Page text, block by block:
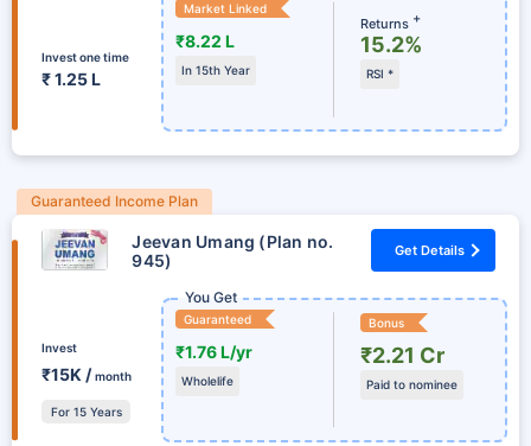
Invest one time
₹ 1.25 L
Market Linked
₹8.22 L
In 15th Year
Returns +
15.2%
RSI *
Guaranteed Income Plan
Jeevan Umang (Plan no.
945)
Get Details
Invest
₹15K /month
For 15 Years
You Get
Guaranteed
₹1.76 L/yr
Wholelife
Bonus
₹2.21 Cr
Paid to nominee